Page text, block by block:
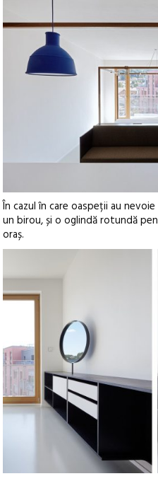
În cazul în care oaspeții au
un birou, și o oglindă rotundă
oraș.